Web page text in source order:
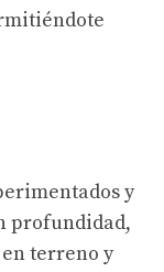
y
profundidad,
terreno y